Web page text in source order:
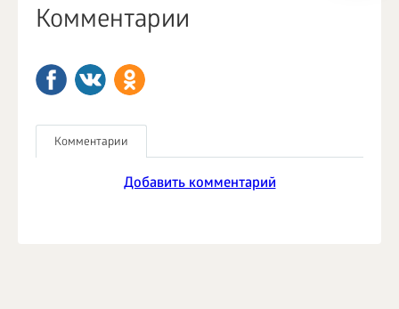
Комментарии
Комментарии
Добавить комментарий